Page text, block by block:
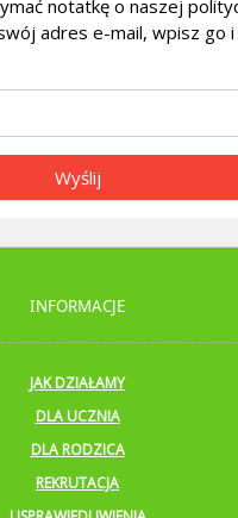
notatkę o naszej
adres e-mail, wpisz go i
Wyślij
INFORMACJE
JAK DZIAŁAMY
DLA UCZNIA
DLA RODZICA
REKRUTACJA